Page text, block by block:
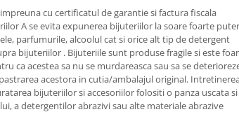
cu certificatul de garantie si factura fiscala
A se evita expunerea bijuteriilor la soare foarte
parfumurile, alcoolul cat si orice alt tip de detergent
bijuteriilor . Bijuteriile sunt produse fragile si este
ca acestea sa nu se murdareasca sau sa se
acestora in cutia/ambalajul original.
bijuteriilor si accesoriilor folositi o panza uscata si
a detergentilor abrazivi sau alte materiale abrazive